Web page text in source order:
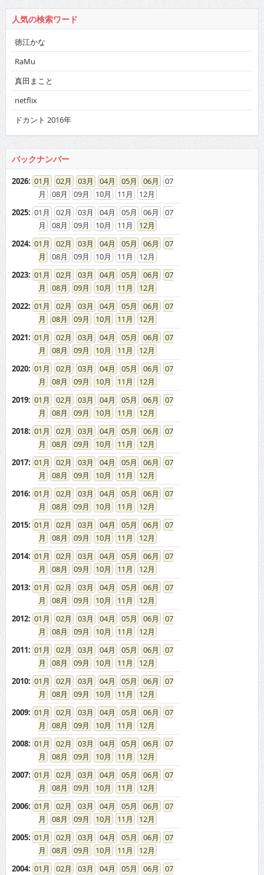
人気の検索ワード
徳江かな
RaMu
真田まこと
netflix
ドカント 2016年
バックナンバー
2026: 01 02 03 04 05 06
07
08
09 10 11
12
2025: 01 02 03 04 05 06
07
08
09 10 11
12
2024: 01 02 03 04 05 06
07
08
09 10 11
12
2023: 01 02 03 04 05 06
07
08
09 10 11
12
2022: 01 02 03 04 05 06
07
08
09 10 11
12
2021: 01 02 03 04 05 06
07
08
09 10 11
12
2020: 01 02 03 04 05 06
07
08
09 10 11
12
2019: 01 02 03 04 05 06
07
08
09 10 11
12
2018: 01 02 03 04 05 06
07
08
09 10 11
12
2017: 01 02 03 04 05 06
07
08
09 10 11
12
2016: 01 02 03 04 05 06
07
08
09 10 11
12
2015: 01 02 03 04 05 06
07
08
09 10 11
12
2014: 01 02 03 04 05 06
07
08
09 10 11
12
2013: 01 02 03 04 05 06
07
08
09 10 11
12
2012: 01 02 03 04 05 06
07
08
09 10 11
12
2011: 01 02 03 04 05 06
07
08
09 10 11
12
2010: 01 02 03 04 05 06
07
08
09 10 11
12
2009: 01 02 03 04 05 06
07
08
09 10 11
12
2008: 01 02 03 04 05 06
07
08
09 10 11
12
2007: 01 02 03 04 05 06
07
08
09 10 11
12
2006: 01 02 03 04 05 06
07
08
09 10 11
12
2005: 01 02 03 04 05 06
07
08
09 10 11
12
2004: 01 02 03 04 05 06
07